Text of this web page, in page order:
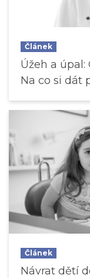
Článek
Úžeh a
Na co si dát
Článek
Návrat dětí